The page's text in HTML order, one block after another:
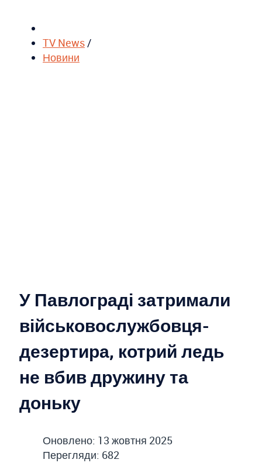
TV News/
Новини
У Павлограді затримали
військовослужбовця-
дезертира, котрий ледь
не вбив дружину та
доньку
Оновлено: 13 жовтня 2025
Перегляди: 682